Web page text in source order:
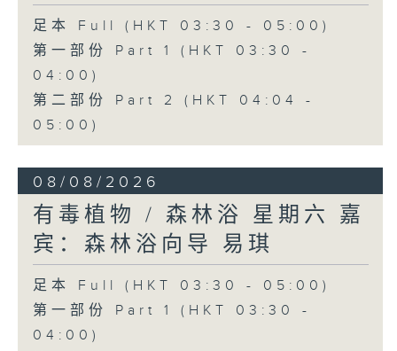
足本 Full (HKT 03:30 - 05:00)
第一部份 Part 1 (HKT 03:30 -
04:00)
第二部份 Part 2 (HKT 04:04 -
05:00)
08/08/2026
有毒植物 / 森林浴 星期六 嘉
宾：森林浴向导 易琪
足本 Full (HKT 03:30 - 05:00)
第一部份 Part 1 (HKT 03:30 -
04:00)